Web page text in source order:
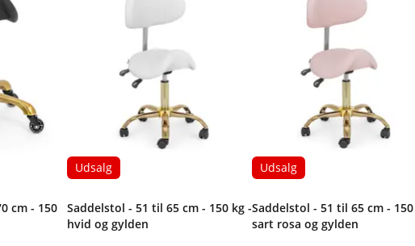
cm - 150
Udsalg
Saddelstol - 51 til 65 cm - 150 kg -
hvid og gylden
Udsalg
Saddelstol - 51 til 65 cm -
sart rosa og gylden